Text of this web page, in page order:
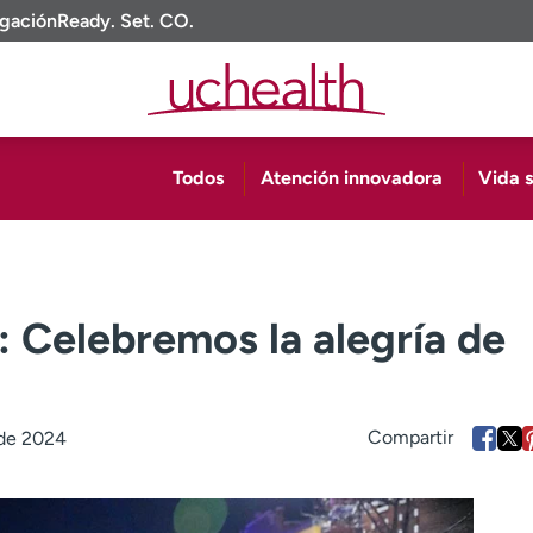
Ready. Set. CO.
Todos Atención innovadora Vida
Celebremos la alegría de
2024